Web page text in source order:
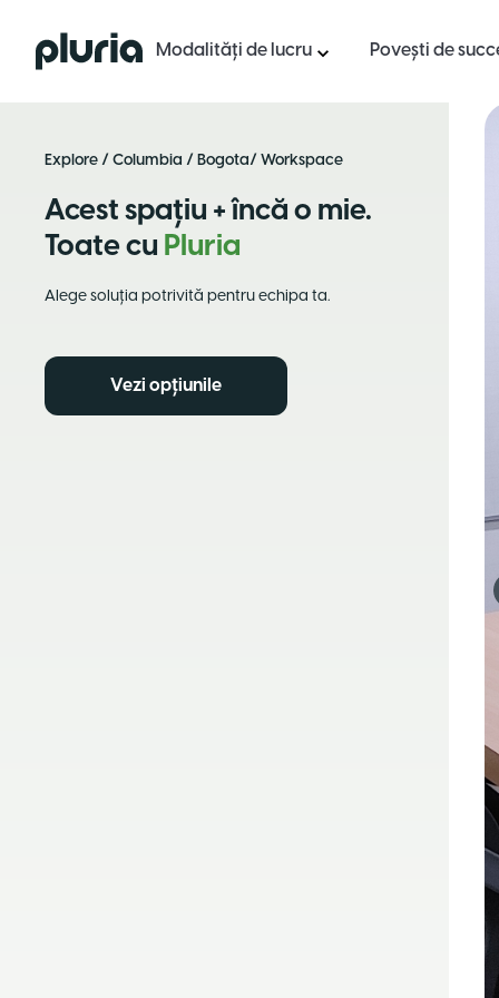
Logo Pluria Modalități de lucru Povești de
Explore / Columbia / Bogota/ Workspace
Acest spațiu + încă o mie.
Toate cu Pluria
Alege soluția potrivită pentru echipa ta.
Vezi opțiunile